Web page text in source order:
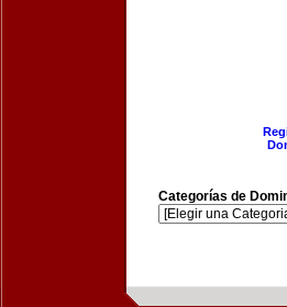
Categorías de